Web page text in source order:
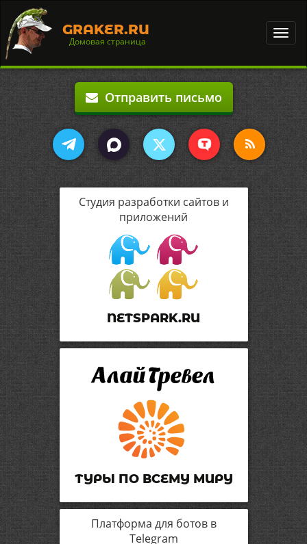
GRAKER.RU
Домовая страница
Отправить письмо
Студия разработки сайтов и
приложений
NETSPARK.RU
ТУРЫ ПО ВСЕМУ МИРУ
Платформа для ботов в
Telegram